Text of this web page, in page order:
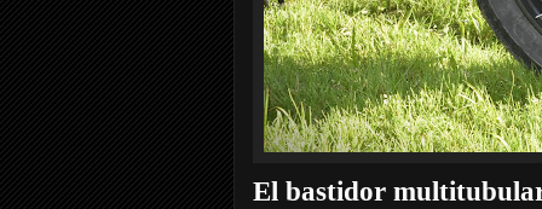
El bastidor